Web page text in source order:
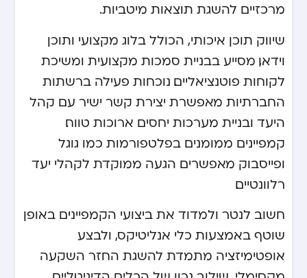
מרכזיים להשגת תוצאות מיטביות.
שיווק תוכן איכותי, הכולל בלוג מקצועי ותוכן
וידאו, מסייע בבניית סמכות מקצועית ומשיכת
לקוחות פוטנציאליים. נוכחות פעילה ברשתות
החברתיות מאפשרת יצירת קשר ישיר עם קהל
היעד ובניית מערכות יחסים ארוכות טווח.
קמפיינים ממומנים בפלטפורמות כמו גוגל
ופייסבוק מאפשרים הגעה ממוקדת לקהלי יעד
רלוונטיים.
חשוב לנטר ולמדוד את ביצועי הקמפיינים באופן
שוטף באמצעות כלי אנליטיקס, ולבצע
אופטימיזציה מתמדת להשגת החזר השקעה